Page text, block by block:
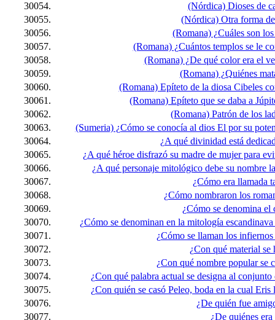
30054.
(Nórdica) Dioses de
30055.
(Nórdica) Otra forma
30056.
(Romana) ¿Cuáles son
30057.
(Romana) ¿Cuántos templos se le
30058.
(Romana) ¿De qué color era el
30059.
(Romana) ¿Quiénes
30060.
(Romana) Epíteto de la diosa Cibeles
30061.
(Romana) Epíteto que se daba a
30062.
(Romana) Patrón de los
30063.
(Sumeria) ¿Cómo se conocía al dios El por su
30064.
¿A qué divinidad está
30065.
¿A qué héroe disfrazó su madre de mujer para
30066.
¿A qué personaje mitológico debe su nombre
30067.
¿Cómo era llamada
30068.
¿Cómo nombraron los
30069.
¿Cómo se denomina el
30070.
¿Cómo se denominan en la mitología
30071.
¿Cómo se llaman los
30072.
¿Con qué material se
30073.
¿Con qué nombre popular se
30074.
¿Con qué palabra actual se designa al
30075.
¿Con quién se casó Peleo, boda en la cual
30076.
¿De quién fue
30077.
¿De quiénes